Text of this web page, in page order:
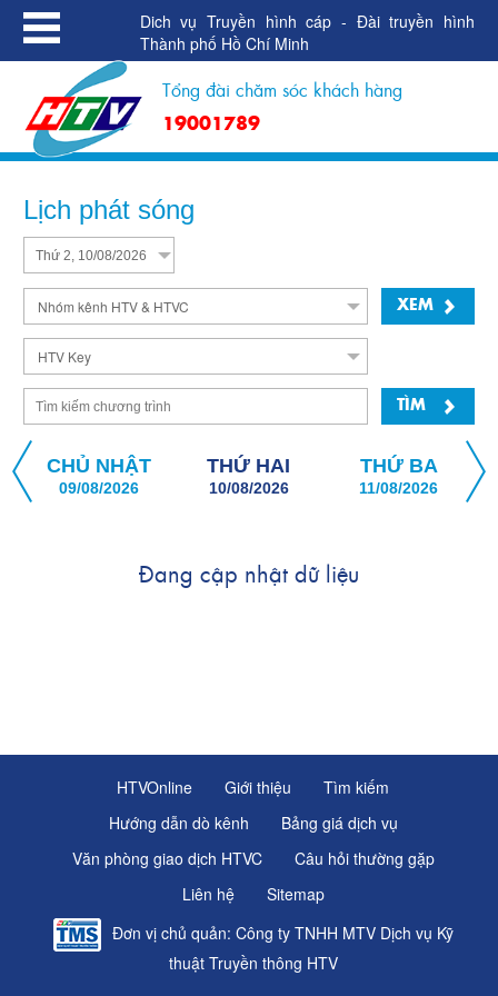
Dich vụ Truyền hình cáp - Đài truyền hình
Thành phố Hồ Chí Minh
Tổng đài chăm sóc khách hàng
19001789
Lịch phát sóng
XEM
TÌM
CHỦ NHẬT
09/08/2026
THỨ HAI
10/08/2026
THỨ BA
11/08/2026
Đang cập nhật dữ liệu
HTVOnline Giới thiệu
Tìm kiếm
Hướng dẫn dò kênh
Bảng giá dịch vụ
Văn phòng giao dịch HTVC
Câu hỏi thường gặp
Liên hệ
Sitemap
Đơn vị chủ quản: Công ty TNHH MTV Dịch vụ Kỹ
thuật Truyền thông HTV